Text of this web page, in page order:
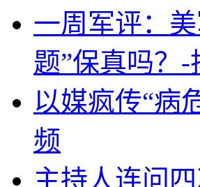
一周军评：
题”保真吗？-
以媒疯传“病
频
主持人连问